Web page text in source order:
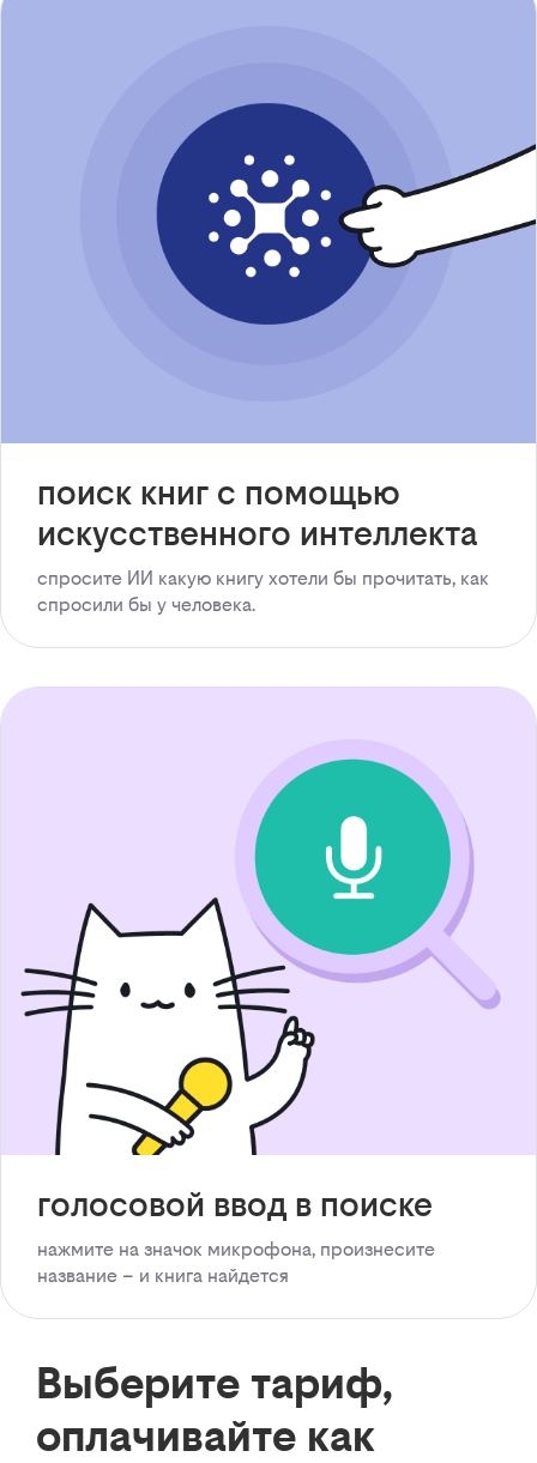
поиск книг с помощью
искусственного интеллекта
спросите ИИ какую книгу хотели бы прочитать, как
спросили бы у человека.
голосовой ввод в поиске
нажмите на значок микрофона, произнесите
название – и книга найдется
Выберите тариф,
оплачивайте как